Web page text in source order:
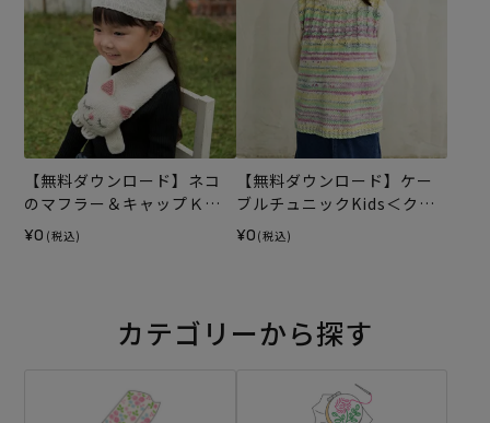
【無料ダウンロード】ネコ
のマフラー＆キャップＫｉ
ｄｓ（レシピ）
¥0 (税込)
【無料ダウンロード】ケー
ブルチュニックKids＜クレ
ア＞（レシピ）
¥0 (税込)
カテゴリーから探す